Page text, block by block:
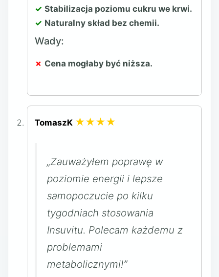
Stabilizacja poziomu cukru we krwi.
Naturalny skład bez chemii.
Wady:
Cena mogłaby być niższa.
TomaszK ★★★★
„Zauważyłem poprawę w
poziomie energii i lepsze
samopoczucie po kilku
tygodniach stosowania
Insuvitu. Polecam każdemu z
problemami
metabolicznymi!”